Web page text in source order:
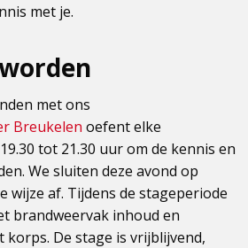
met je.
met ons
Breukelen oefent elke
tot 21.30 uur om de kennis en
We sluiten deze avond op
wijze af. Tijdens de stageperiode
brandweervak inhoud en
korps. De stage is vrijblijvend,